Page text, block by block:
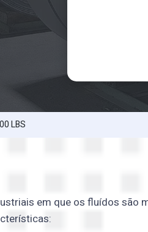
LBS
em que os fluídos são